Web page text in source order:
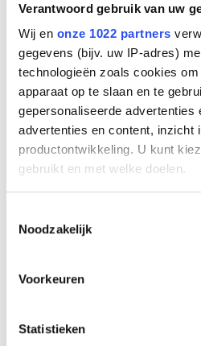
Verantwoord gebruik van uw
Wij en onze 1022 partners
gegevens (bijv. uw IP-adres)
technologieën zoals cookies
apparaat op te slaan en te
gepersonaliseerde advertenties
advertenties en content, inzicht
productontwikkeling. U kunt
gebruikt en met welke doelen.
Informatie verzamelen
Uw apparaat
scannen op specifieke
verwerkt en stel uw voorkeuren
Noodzakelijk
Voorkeuren
Statistieken
EAN code
5706991021561
Bruto advies prijs
€ 161,00 (€ 194,81 incl.btw
€100,18 121 22 incl.btw
Jabra Biz 2300 Ontwikkeld als
kracht van betere gesprekken. De
headset is een investering in
eigendomskosten.